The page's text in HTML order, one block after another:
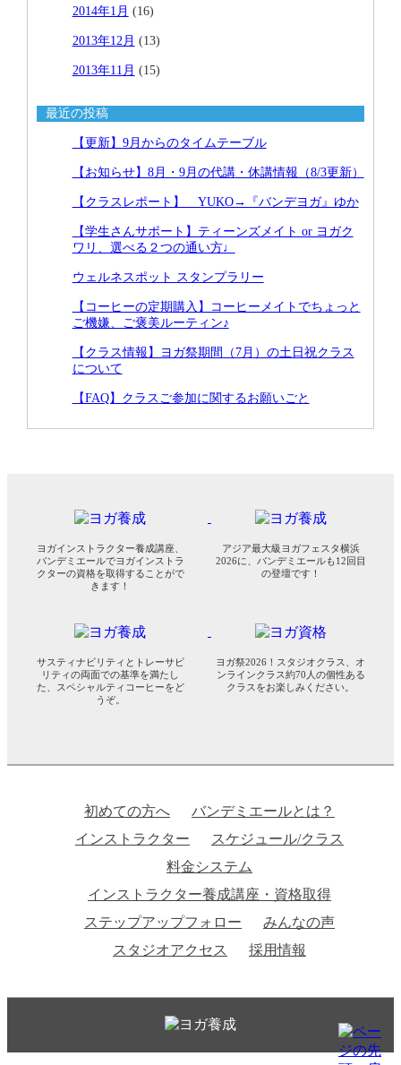
2014年1月 (16)
2013年12月 (13)
2013年11月 (15)
最近の投稿
【更新】9月からのタイムテーブル
【お知らせ】8月・9月の代講・休講情報（8/3更新）
【クラスレポート】 YUKO→『バンデヨガ』ゆか
【学生さんサポート】ティーンズメイト or ヨガク
ワリ、選べる２つの通い方♩
ウェルネスポット スタンプラリー
【コーヒーの定期購入】コーヒーメイトでちょっと
ご機嫌、ご褒美ルーティン♪
【クラス情報】ヨガ祭期間（7月）の土日祝クラス
について
【FAQ】クラスご参加に関するお願いごと
ヨガインストラクター養成講座、
バンデミエールでヨガインストラ
クターの資格を取得することがで
きます！
アジア最大級ヨガフェスタ横浜
2026に、バンデミエールも12回目
の登壇です！
サスティナビリティとトレーサビ
リティの両面での基準を満たし
た、スペシャルティコーヒーをど
うぞ。
ヨガ祭2026！スタジオクラス、オ
ンラインクラス約70人の個性ある
クラスをお楽しみください。
初めての方へ
バンデミエールとは？
インストラクター
スケジュール/クラス
料金システム
インストラクター養成講座・資格取得
ステップアップフォロー
みんなの声
スタジオアクセス
採用情報